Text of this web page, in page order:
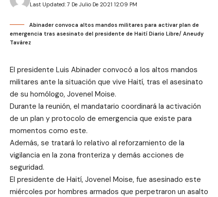
Last Updated: 7 De Julio De 2021 12:09 PM
Abinader convoca altos mandos militares para activar plan de
emergencia tras asesinato del presidente de Haití Diario Libre/ Aneudy
Tavárez
El presidente Luis Abinader convocó a los altos mandos
militares ante la situación que vive Haití, tras el asesinato
de su homólogo, Jovenel Moise.
Durante la reunión, el mandatario coordinará la activación
de un plan y protocolo de emergencia que existe para
momentos como este.
Además, se tratará lo relativo al reforzamiento de la
vigilancia en la zona fronteriza y demás acciones de
seguridad.
El presidente de Haití, Jovenel Moise, fue asesinado este
miércoles por hombres armados que perpetraron un asalto